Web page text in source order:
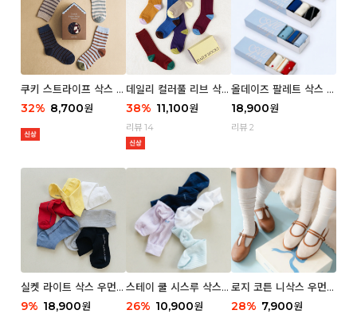
쿠키 스트라이프 삭스 우
먼 2P
32% 8,700원
데일리 컬러풀 리브 삭스
우먼 3P 세트
38% 11,100원
리뷰 14
올데이즈 팔레트 삭스 우
먼 5P
18,900원
리뷰 2
실켓 라이트 삭스 우먼 3
P
9% 18,900원
스테이 쿨 시스루 삭스
우먼 2P
26% 10,900원
로지 코튼 니삭스 우먼 1
P
28% 7,900원